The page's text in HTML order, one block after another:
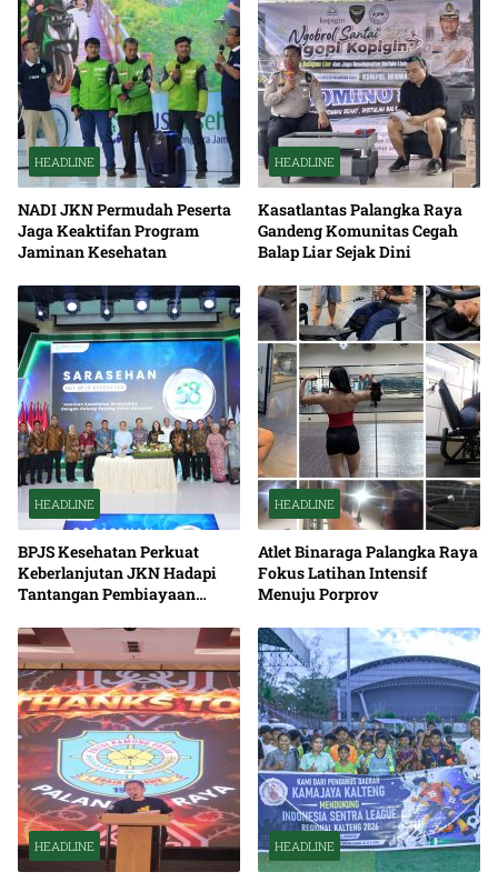
HEADLINE
NADI JKN Permudah Peserta
Jaga Keaktifan Program
Jaminan Kesehatan
HEADLINE
Kasatlantas Palangka Raya
Gandeng Komunitas Cegah
Balap Liar Sejak Dini
HEADLINE
BPJS Kesehatan Perkuat
Keberlanjutan JKN Hadapi
Tantangan Pembiayaan
HEADLINE
Atlet Binaraga Palangka Raya
Fokus Latihan Intensif
Menuju Porprov
HEADLINE HEADLINE